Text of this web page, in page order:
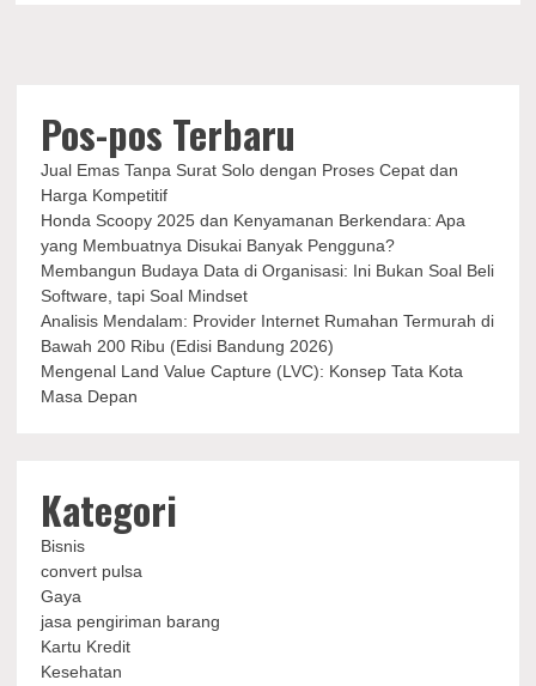
Pos-pos Terbaru
Jual Emas Tanpa Surat Solo dengan Proses Cepat dan
Harga Kompetitif
Honda Scoopy 2025 dan Kenyamanan Berkendara: Apa
yang Membuatnya Disukai Banyak Pengguna?
Membangun Budaya Data di Organisasi: Ini Bukan Soal Beli
Software, tapi Soal Mindset
Analisis Mendalam: Provider Internet Rumahan Termurah di
Bawah 200 Ribu (Edisi Bandung 2026)
Mengenal Land Value Capture (LVC): Konsep Tata Kota
Masa Depan
Kategori
Bisnis
convert pulsa
Gaya
jasa pengiriman barang
Kartu Kredit
Kesehatan